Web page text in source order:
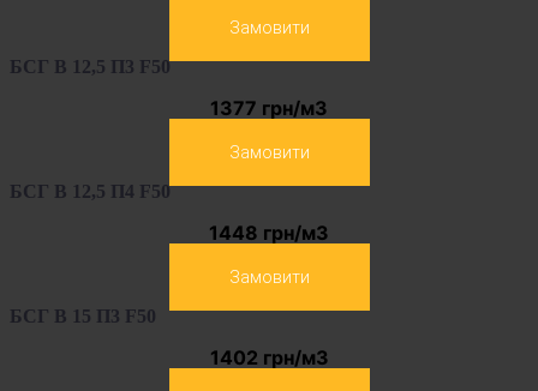
Замовити
БСГ В 12,5 П3 F50
1377 грн/м3
Замовити
БСГ В 12,5 П4 F50
1448 грн/м3
Замовити
БСГ В 15 П3 F50
1402 грн/м3